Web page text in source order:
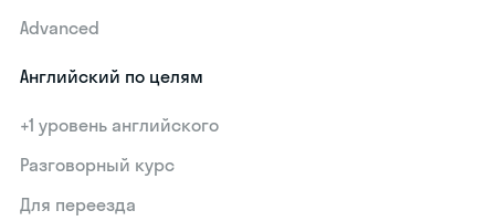
Advanced
Английский по целям
+1 уровень английского
Разговорный курс
Для переезда